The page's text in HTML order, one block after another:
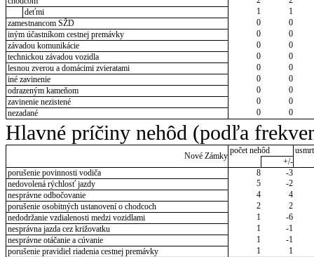
deťmi
1
1
zamestnancom SŽD
0
0
iným účastníkom cestnej premávky
0
0
závadou komunikácie
0
0
technickou závadou vozidla
0
0
lesnou zverou a domácimi zvieratami
0
0
iné zavinenie
0
0
odrazeným kameňom
0
0
zavinenie nezistené
0
0
nezadané
0 0
Hlavné príčiny nehôd (podľa
Nové Zámky
počet nehôd
+/-
porušenie povinnosti vodiča
8
-3
nedovolená rýchlosť jazdy
5
-2
nesprávne odbočovanie
4
4
porušenie osobitných ustanovení o chodcoch
2
2
nedodržanie vzdialenosti medzi vozidlami
1
-6
nesprávna jazda cez križovatku
1
-1
nesprávne otáčanie a cúvanie
1
-1
porušenie pravidiel riadenia cestnej premávky
1 1